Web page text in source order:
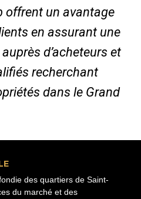
offrent un avantage
en assurant une
d’acheteurs et
recherchant
dans le Grand
des quartiers de Saint-
du marché et des